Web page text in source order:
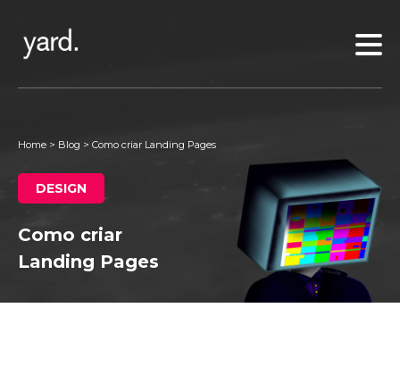
Home > Blog > Como criar Landing Pages
DESIGN
Como criar
Landing Pages